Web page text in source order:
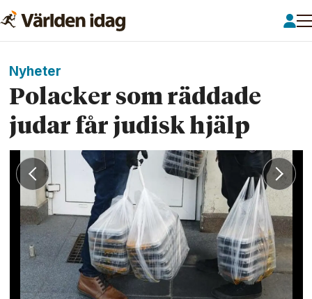
Nyheter
Polacker som räddade
judar får judisk hjälp